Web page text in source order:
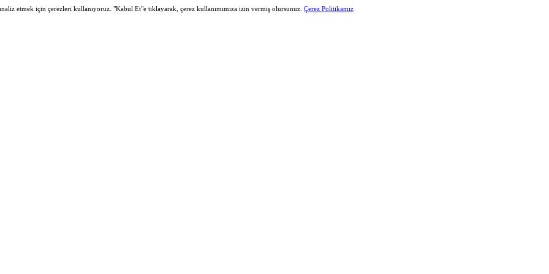
etmek için çerezleri kullanıyoruz. "Kabul Et"e tıklayarak, çerez kullanımımıza izin vermiş olursunuz. Çerez Politikamız